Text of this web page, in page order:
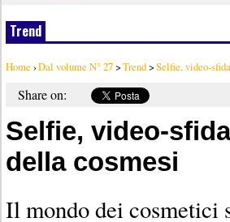
Trend
Home ›Dal volume N° 27>Trend>Selfie, video-
Share on:
Selfie, video-
della cosmesi
Il mondo dei cosmetici